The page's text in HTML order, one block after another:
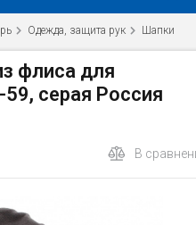
Одежда, защита рук Шапки
флиса для
серая Россия
В